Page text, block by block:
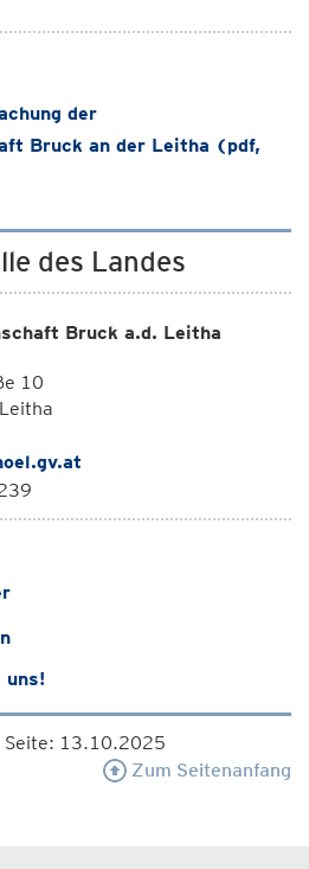
der
Bruck an der Leitha (pdf,
des Landes
Bruck a.d. Leitha
10
uns!
Seite: 13.10.2025
Zum Seitenanfang